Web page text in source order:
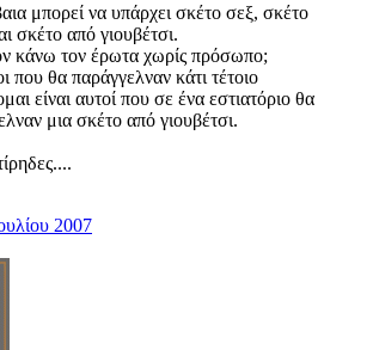
μπορεί να υπάρχει σκέτο σεξ, σκέτο
σκέτο από γιουβέτσι.
κάνω τον έρωτα χωρίς πρόσωπο;
που θα παράγγελναν κάτι τέτοιο
είναι αυτοί που σε ένα εστιατόριο θα
μια σκέτο από γιουβέτσι.
2007